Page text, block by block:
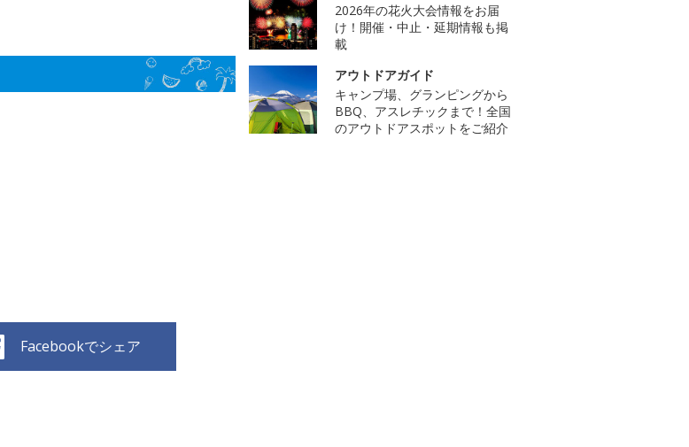
Facebookでシェア
2026年の花火大会情報をお届
け！開催・中止・延期情報も掲
載
アウトドアガイド
キャンプ場、グランピングから
BBQ、アスレチックまで！全国
のアウトドアスポットをご紹介